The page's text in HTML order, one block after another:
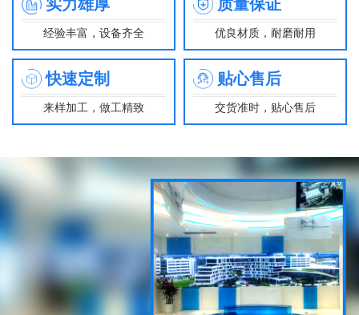
实力雄厚
经验丰富，设备齐全
质量保证
优良材质，耐磨耐用
快速定制
来样加工，做工精致
贴心售后
交货准时，贴心售后